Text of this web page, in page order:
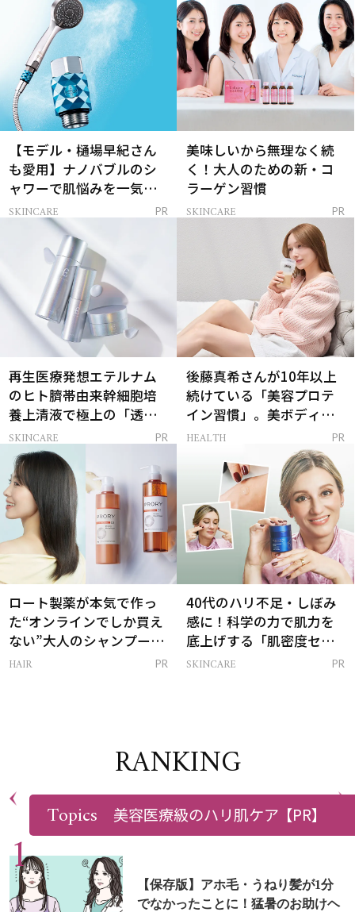
【モデル・樋場早紀さん
も愛用】ナノバブルのシ
ャワーで肌悩みを一気に
解決
SKINCARE PR
美味しいから無理なく続
く！大人のための新・コ
ラーゲン習慣
SKINCARE PR
再生医療発想エテルナム
のヒト臍帯由来幹細胞培
養上清液で極上の「透明
感ハリ肌」へ
SKINCARE PR
後藤真希さんが10年以上
続けている「美容プロテ
イン習慣」。美ボディを
支える朝ルーティンと
HEALTH PR
ロート製薬が本気で作っ
た“オンラインでしか買え
ない”大人のシャンプー＆
トリートメントって？
HAIR PR
40代のハリ不足・しぼみ
感に！科学の力で肌力を
底上げする「肌密度セラ
ム」
SKINCARE PR
RANKING
【保存版】アホ毛・うねり髪が1分
でなかったことに！猛暑のお助けヘ
Topics 美容医療級のハリ肌ケア【PR】